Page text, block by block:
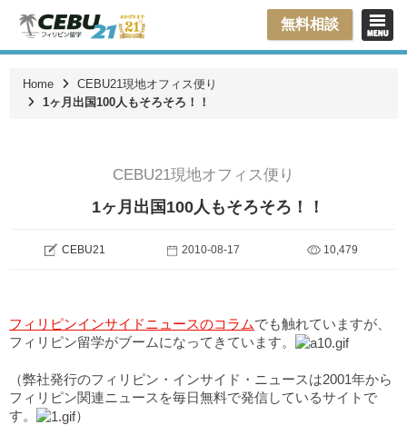
無料相談
Home
CEBU21現地オフィス便り
1ヶ月出国100人もそろそろ！！
CEBU21現地オフィス便り
1ヶ月出国100人もそろそろ！！
CEBU21 2010-08-17 10,479
フィリピンインサイドニュースのコラムでも触れていますが、
フィリピン留学がブームになってきています。
（弊社発行のフィリピン・インサイド・ニュースは2001年から
フィリピン関連ニュースを毎日無料で発信しているサイトで
す。
）